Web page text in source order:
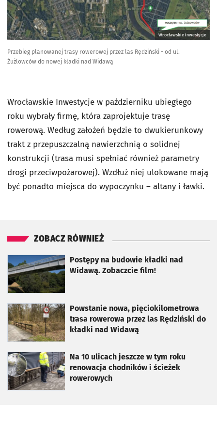
Wrocławskie Inwestycje
Przebieg planowanej trasy rowerowej przez las Rędziński - od ul.
Żużlowców do nowej kładki nad Widawą
Wrocławskie Inwestycje w październiku ubiegłego
roku wybrały firmę, która zaprojektuje trasę
rowerową. Według założeń będzie to dwukierunkowy
trakt z przepuszczalną nawierzchnią o solidnej
konstrukcji (trasa musi spełniać również parametry
drogi przeciwpożarowej). Wzdłuż niej ulokowane mają
być ponadto miejsca do wypoczynku – altany i ławki.
ZOBACZ RÓWNIEŻ
Postępy na budowie kładki nad
Widawą. Zobaczcie film!
otworzy się w nowej karcie
Powstanie nowa, pięciokilometrowa
trasa rowerowa przez las Rędziński do
kładki nad Widawą
otworzy się w nowej karcie
Na 10 ulicach jeszcze w tym roku
renowacja chodników i ścieżek
rowerowych
otworzy się w nowej karcie